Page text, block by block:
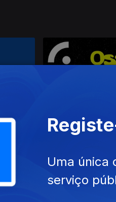
Uma única
serviço